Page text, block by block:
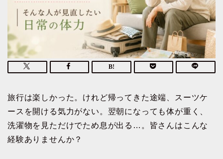
旅行は楽しかった。けれど帰ってきた途端、スーツケ
ースを開ける気力がない。翌朝になっても体が重く、
洗濯物を見ただけでため息が出る…。皆さんはこんな
経験ありませんか？